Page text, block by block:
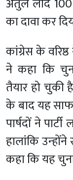
अतुल लोंदे
का दावा कर
कांग्रेस के
ने कहा कि
तैयार हो चुकी
के बाद यह
पार्षदों ने
हालांकि
कहा कि यह